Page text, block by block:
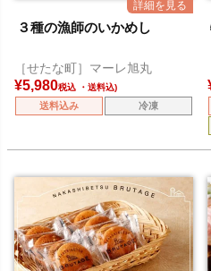
３種の漁師のいかめし
［せたな町］マーレ旭丸
¥5,980税込
送料込み 冷凍